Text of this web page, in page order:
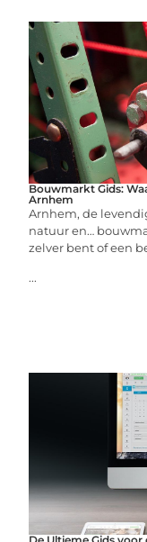
Bouwmarkt Gids:
Arnhem
Arnhem, de
natuur en…
zelver bent of een
...